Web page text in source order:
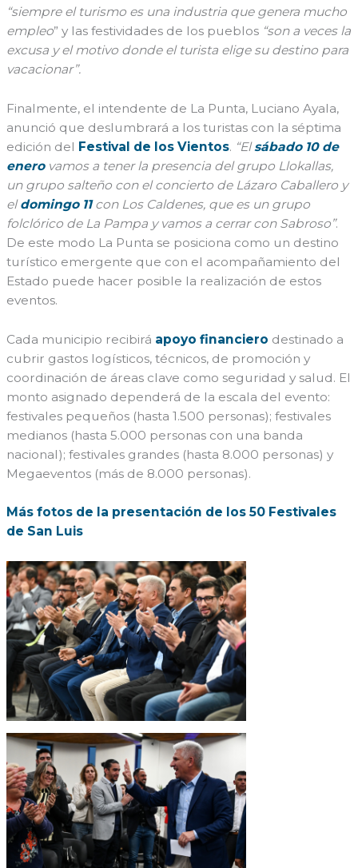
“siempre el turismo es una industria que genera mucho
empleo” y las festividades de los pueblos “son a veces la
excusa y el motivo donde el turista elige su destino para
vacacionar”.
Finalmente, el intendente de La Punta, Luciano Ayala,
anunció que deslumbrará a los turistas con la séptima
edición del Festival de los Vientos. “Elsábado 10 de
enerovamos a tener la presencia del grupo Llokallas,
un grupo salteño con el concierto de Lázaro Caballero y
eldomingo 11con Los Caldenes, que es un grupo
folclórico de La Pampa y vamos a cerrar con Sabroso”.
De este modo La Punta se posiciona como un destino
turístico emergente que con el acompañamiento del
Estado puede hacer posible la realización de estos
eventos.
Cada municipio recibirá apoyo financiero destinado a
cubrir gastos logísticos, técnicos, de promoción y
coordinación de áreas clave como seguridad y salud. El
monto asignado dependerá de la escala del evento:
festivales pequeños (hasta 1.500 personas); festivales
medianos (hasta 5.000 personas con una banda
nacional); festivales grandes (hasta 8.000 personas) y
Megaeventos (más de 8.000 personas).
Más fotos de la presentación de los 50 Festivales
de San Luis